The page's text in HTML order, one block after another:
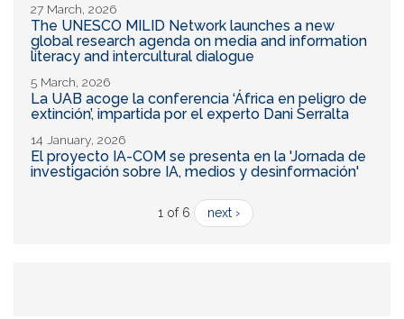
27 March, 2026
The UNESCO MILID Network launches a new
global research agenda on media and information
literacy and intercultural dialogue
5 March, 2026
La UAB acoge la conferencia ‘África en peligro de
extinción’, impartida por el experto Dani Serralta
14 January, 2026
El proyecto IA-COM se presenta en la 'Jornada de
investigación sobre IA, medios y desinformación'
1 of 6 next ›